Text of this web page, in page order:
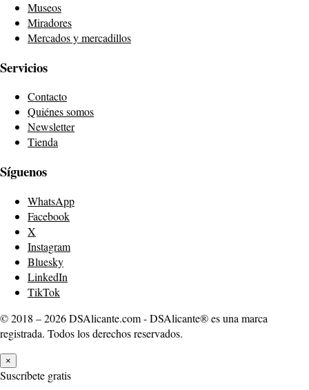
Museos
Miradores
Mercados y mercadillos
Servicios
Contacto
Quiénes somos
Newsletter
Tienda
Síguenos
WhatsApp
Facebook
X
Instagram
Bluesky
LinkedIn
TikTok
© 2018 – 2026 DSAlicante.com - DSAlicante® es una marca
registrada. Todos los derechos reservados.
×
Suscríbete gratis